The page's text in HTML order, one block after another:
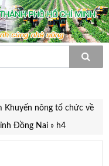
Khuyến nông tổ chức về
Đồng Nai» h4